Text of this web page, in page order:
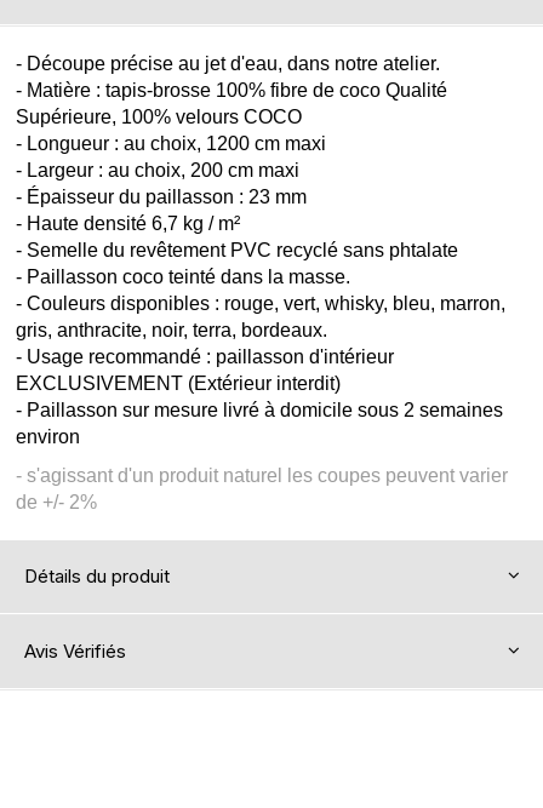
- Découpe précise au jet d'eau, dans notre atelier.
- Matière : tapis-brosse 100% fibre de coco Qualité
Supérieure, 100% velours COCO
- Longueur : au choix, 1200 cm maxi
- Largeur : au choix, 200 cm maxi
- Épaisseur du paillasson : 23 mm
- Haute densité 6,7 kg / m²
- Semelle du revêtement PVC recyclé sans phtalate
- Paillasson coco teinté dans la masse.
- Couleurs disponibles : rouge, vert, whisky, bleu, marron,
gris, anthracite, noir, terra, bordeaux.
- Usage recommandé : paillasson d'intérieur
EXCLUSIVEMENT (Extérieur interdit)
- Paillasson sur mesure livré à domicile sous 2 semaines
environ
- s'agissant d'un produit naturel les coupes peuvent varier
de +/- 2%
Détails du produit
Avis Vérifiés